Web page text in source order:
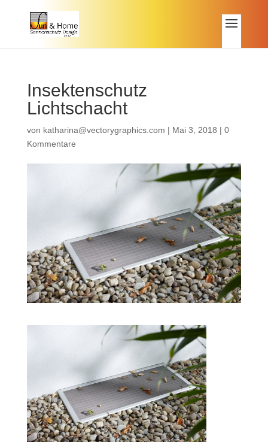
Insektenschutz
Lichtschacht
von katharina@vectorygraphics.com | Mai 3, 2018 | 0
Kommentare